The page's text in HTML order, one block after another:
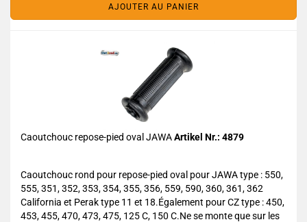
AJOUTER AU PANIER
Caoutchouc repose-pied oval JAWAArtikel Nr.: 4879
Caoutchouc rond pour repose-pied oval pour JAWA type : 550,
555, 351, 352, 353, 354, 355, 356, 559, 590, 360, 361, 362
California et Perak type 11 et 18.Également pour CZ type : 450,
453, 455, 470, 473, 475, 125 C, 150 C.Ne se monte que sur les